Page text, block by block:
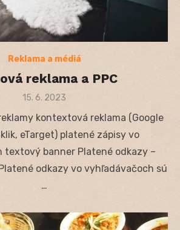
Reklama a médiá
reklama a PPC
Posted
15. 6. 2023
kontextová reklama (Google
eTarget) platené zápisy vo
textový banner Platené odkazy –
odkazy vo vyhľadávačoch sú
…